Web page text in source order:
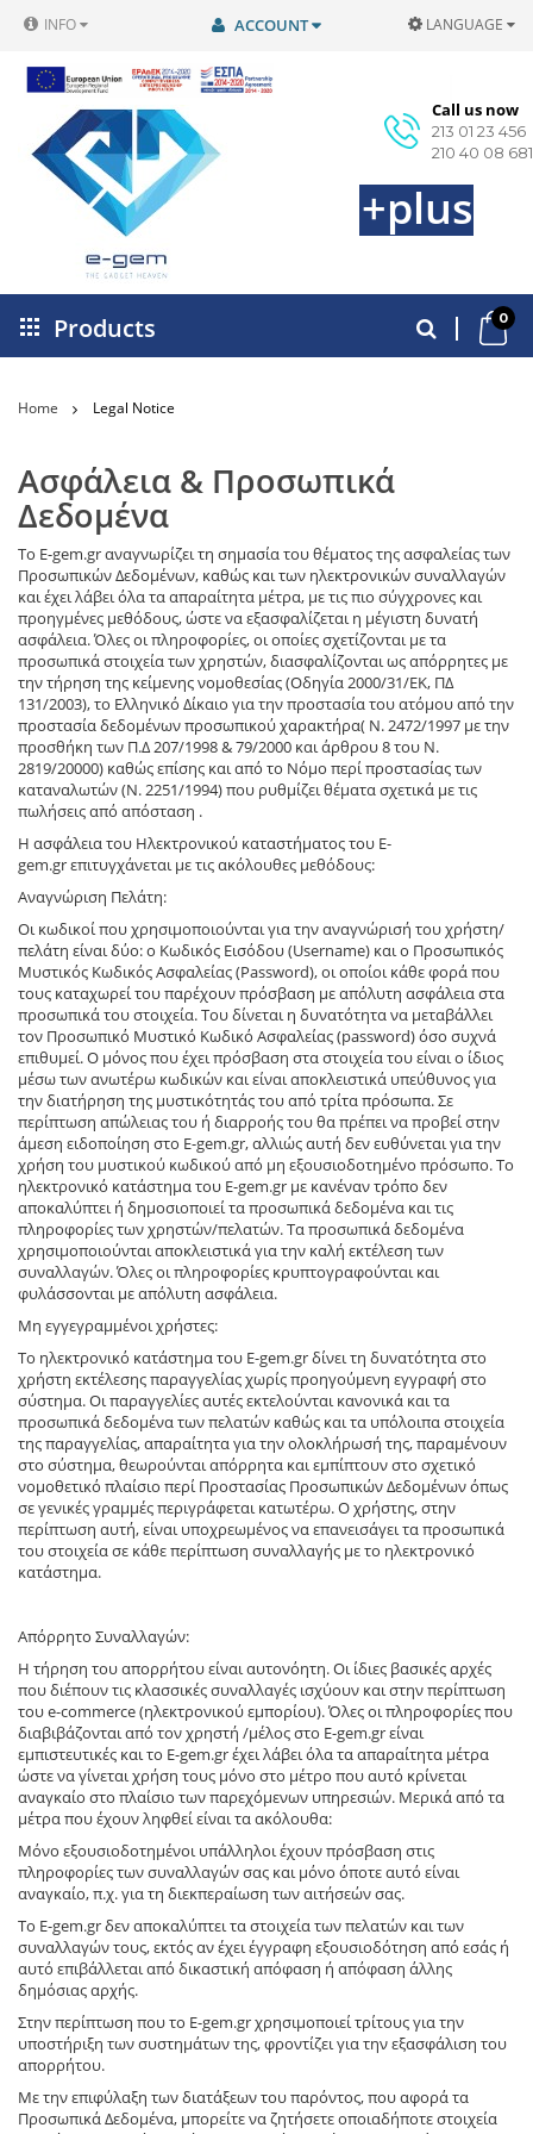
INFO LANGUAGE
ACCOUNT
Call us now
213 01 23 456
210 40 08 681
+plus
Products 0
Home Legal Notice
Ασφάλεια & Προσωπικά
Δεδομένα
Το E-gem.gr αναγνωρίζει τη σημασία του θέματος της ασφαλείας των
Προσωπικών Δεδομένων, καθώς και των ηλεκτρονικών συναλλαγών
και έχει λάβει όλα τα απαραίτητα μέτρα, με τις πιο σύγχρονες και
προηγμένες μεθόδους, ώστε να εξασφαλίζεται η μέγιστη δυνατή
ασφάλεια. Όλες οι πληροφορίες, οι οποίες σχετίζονται με τα
προσωπικά στοιχεία των χρηστών, διασφαλίζονται ως απόρρητες με
την τήρηση της κείμενης νομοθεσίας (Οδηγία 2000/31/ΕΚ, ΠΔ
131/2003), το Ελληνικό Δίκαιο για την προστασία του ατόμου από την
προστασία δεδομένων προσωπικού χαρακτήρα( Ν. 2472/1997 με την
προσθήκη των Π.Δ 207/1998 & 79/2000 και άρθρου 8 του Ν.
2819/20000) καθώς επίσης και από το Νόμο περί προστασίας των
καταναλωτών (Ν. 2251/1994) που ρυθμίζει θέματα σχετικά με τις
πωλήσεις από απόσταση .
Η ασφάλεια του Ηλεκτρονικού καταστήματος του E-
gem.gr επιτυγχάνεται με τις ακόλουθες μεθόδους:
Αναγνώριση Πελάτη:
Οι κωδικοί που χρησιμοποιούνται για την αναγνώρισή του χρήστη/
πελάτη είναι δύο: ο Κωδικός Εισόδου (Username) και ο Προσωπικός
Μυστικός Κωδικός Ασφαλείας (Password), οι οποίοι κάθε φορά που
τους καταχωρεί του παρέχουν πρόσβαση με απόλυτη ασφάλεια στα
προσωπικά του στοιχεία. Του δίνεται η δυνατότητα να μεταβάλλει
τον Προσωπικό Μυστικό Κωδικό Ασφαλείας (password) όσο συχνά
επιθυμεί. Ο μόνος που έχει πρόσβαση στα στοιχεία του είναι ο ίδιος
μέσω των ανωτέρω κωδικών και είναι αποκλειστικά υπεύθυνος για
την διατήρηση της μυστικότητάς του από τρίτα πρόσωπα. Σε
περίπτωση απώλειας του ή διαρροής του θα πρέπει να προβεί στην
άμεση ειδοποίηση στο E-gem.gr, αλλιώς αυτή δεν ευθύνεται για την
χρήση του μυστικού κωδικού από μη εξουσιοδοτημένο πρόσωπο. Το
ηλεκτρονικό κατάστημα του E-gem.gr με κανέναν τρόπο δεν
αποκαλύπτει ή δημοσιοποιεί τα προσωπικά δεδομένα και τις
πληροφορίες των χρηστών/πελατών. Τα προσωπικά δεδομένα
χρησιμοποιούνται αποκλειστικά για την καλή εκτέλεση των
συναλλαγών. Όλες οι πληροφορίες κρυπτογραφούνται και
φυλάσσονται με απόλυτη ασφάλεια.
Μη εγγεγραμμένοι χρήστες:
Το ηλεκτρονικό κατάστημα του E-gem.gr δίνει τη δυνατότητα στο
χρήστη εκτέλεσης παραγγελίας χωρίς προηγούμενη εγγραφή στο
σύστημα. Οι παραγγελίες αυτές εκτελούνται κανονικά και τα
προσωπικά δεδομένα των πελατών καθώς και τα υπόλοιπα στοιχεία
της παραγγελίας, απαραίτητα για την ολοκλήρωσή της, παραμένουν
στο σύστημα, θεωρούνται απόρρητα και εμπίπτουν στο σχετικό
νομοθετικό πλαίσιο περί Προστασίας Προσωπικών Δεδομένων όπως
σε γενικές γραμμές περιγράφεται κατωτέρω. Ο χρήστης, στην
περίπτωση αυτή, είναι υποχρεωμένος να επανεισάγει τα προσωπικά
του στοιχεία σε κάθε περίπτωση συναλλαγής με το ηλεκτρονικό
κατάστημα.
Απόρρητο Συναλλαγών:
Η τήρηση του απορρήτου είναι αυτονόητη. Οι ίδιες βασικές αρχές
που διέπουν τις κλασσικές συναλλαγές ισχύουν και στην περίπτωση
του e-commerce (ηλεκτρονικού εμπορίου). Όλες οι πληροφορίες που
διαβιβάζονται από τον χρηστή /μέλος στο E-gem.gr είναι
εμπιστευτικές και το E-gem.gr έχει λάβει όλα τα απαραίτητα μέτρα
ώστε να γίνεται χρήση τους μόνο στο μέτρο που αυτό κρίνεται
αναγκαίο στο πλαίσιο των παρεχόμενων υπηρεσιών. Μερικά από τα
μέτρα που έχουν ληφθεί είναι τα ακόλουθα:
Μόνο εξουσιοδοτημένοι υπάλληλοι έχουν πρόσβαση στις
πληροφορίες των συναλλαγών σας και μόνο όποτε αυτό είναι
αναγκαίο, π.χ. για τη διεκπεραίωση των αιτήσεών σας.
Το E-gem.gr δεν αποκαλύπτει τα στοιχεία των πελατών και των
συναλλαγών τους, εκτός αν έχει έγγραφη εξουσιοδότηση από εσάς ή
αυτό επιβάλλεται από δικαστική απόφαση ή απόφαση άλλης
δημόσιας αρχής.
Στην περίπτωση που το E-gem.gr χρησιμοποιεί τρίτους για την
υποστήριξη των συστημάτων της, φροντίζει για την εξασφάλιση του
απορρήτου.
Με την επιφύλαξη των διατάξεων του παρόντος, που αφορά τα
Προσωπικά Δεδομένα, μπορείτε να ζητήσετε οποιαδήποτε στοιχεία